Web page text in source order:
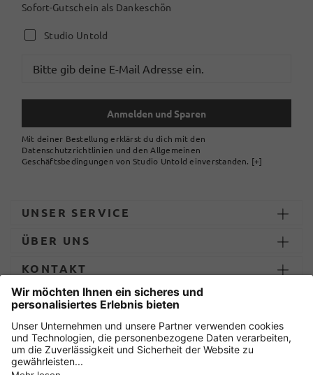
Sofort-Gutschein als Dankeschön
Studio Untold
Anmelden und Sparen
Mit deiner Bestellung erklärst du dich mit den
Datenschutzrichtlinien und den Allgemeinen
Geschäftsbedingungen von Studio Untold einverstanden. [+]
UNSER SERVICE
ÜBER UNS
KONTAKT
ZAHLUNG UND LIEFERUNG
Sicher einkaufen mit